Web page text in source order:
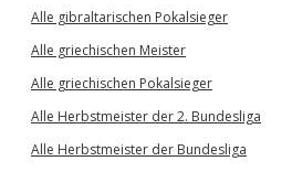
Alle gibraltarischen Pokalsieger
Alle griechischen Meister
Alle griechischen Pokalsieger
Alle Herbstmeister der 2. Bundesliga
Alle Herbstmeister der Bundesliga